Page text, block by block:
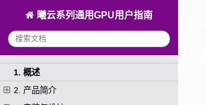
曦云系列通用GPU用户指南
1. 概述
2. 产品简介